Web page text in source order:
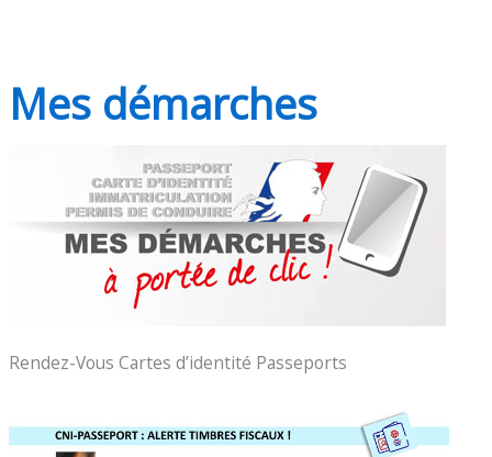
Mes démarches
Rendez-Vous Cartes d’identité Passeports